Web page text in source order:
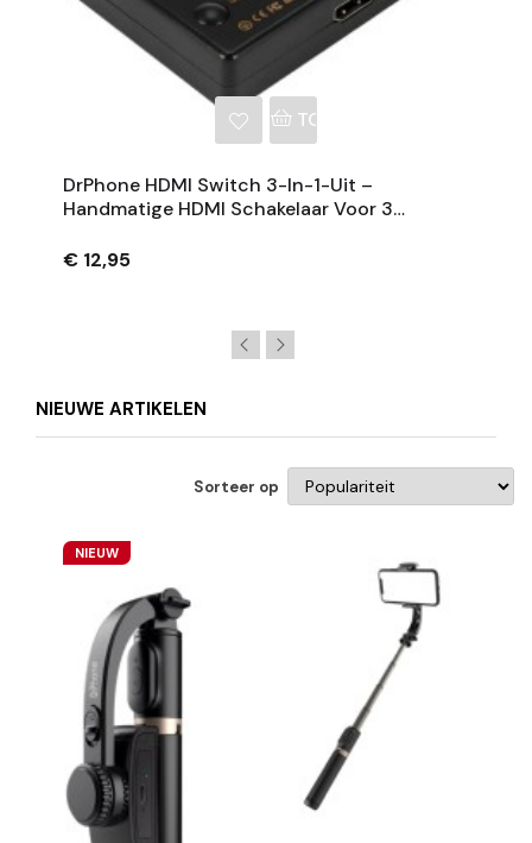
TOEVOEGEN AAN
DrPhone HDMI Switch 3-In-1-Uit –
Handmatige HDMI Schakelaar Voor 3
€ 12,95
NIEUWE ARTIKELEN
Sorteer op
NIEUW